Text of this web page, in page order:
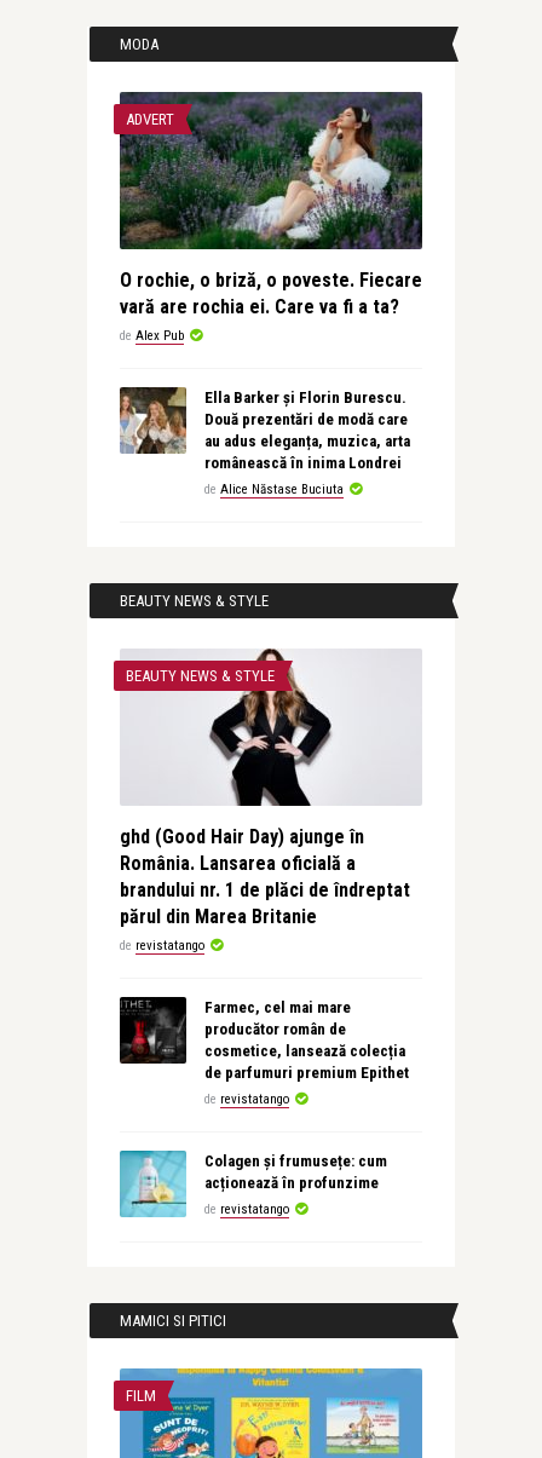
MODA
ADVERT
O rochie, o briză, o poveste. Fiecare
vară are rochia ei. Care va fi a ta?
de Alex Pub
Ella Barker și Florin Burescu.
Două prezentări de modă care
au adus eleganța, muzica, arta
românească în inima Londrei
de Alice Năstase Buciuta
BEAUTY NEWS & STYLE
BEAUTY NEWS & STYLE
ghd (Good Hair Day) ajunge în
România. Lansarea oficială a
brandului nr. 1 de plăci de îndreptat
părul din Marea Britanie
de revistatango
Farmec, cel mai mare
producător român de
cosmetice, lansează colecția
de parfumuri premium Epithet
de revistatango
Colagen și frumusețe: cum
acționează în profunzime
de revistatango
MAMICI SI PITICI
FILM